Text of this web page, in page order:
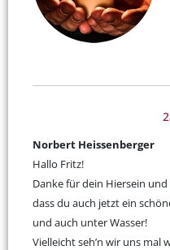
Norbert Heissenberger
Hallo Fritz!
Danke für dein Hiersein
dass du auch jetzt ein
und auch unter Wasser!
Vielleicht seh’n wir uns mal